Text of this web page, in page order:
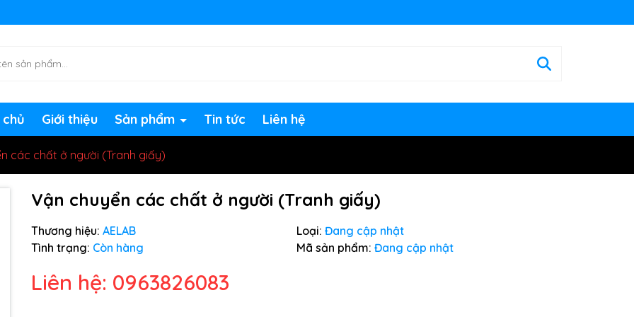
chờ đợi bạn
Giới thiệu Sản phẩm Tin tức Liên hệ
các chất ở người (Tranh giấy)
Vận chuyển các chất ở người (Tranh giấy)
Thương hiệu: AELAB Loại: Đang cập nhật
Tình trạng: Còn hàng Mã sản phẩm: Đang cập nhật
Liên hệ: 0963826083